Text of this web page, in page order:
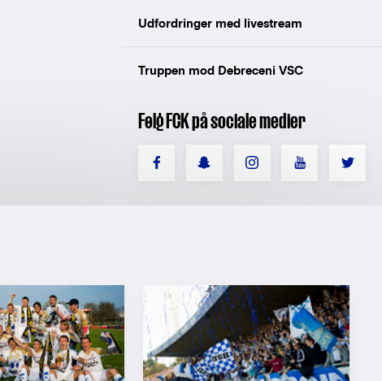
Udfordringer med livestream
Truppen mod Debreceni VSC
Følg FCK på sociale medier